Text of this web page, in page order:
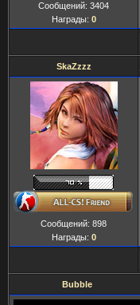
Сообщений: 3404
Награды: 0
SkaZzzz
Сообщений: 898
Награды: 0
Bubble